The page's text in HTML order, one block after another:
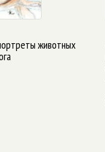
животных